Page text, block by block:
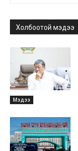
Холбоотой мэдээ
Мэдээ